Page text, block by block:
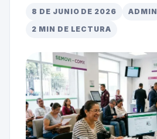
8 DE JUNIO DE 2026
ADMIN
2 MIN DE LECTURA